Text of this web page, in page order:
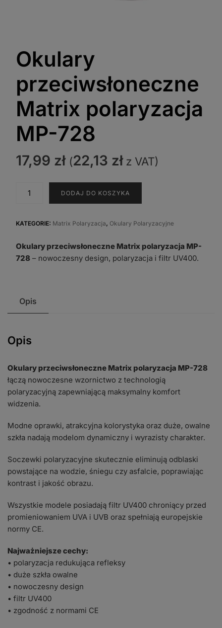
Okulary
przeciwsłoneczne
Matrix polaryzacja
MP-728
17,99 zł (22,13 złz VAT)
Matrix
MP-
728
DODAJ DO KOSZYKA
KATEGORIE: Matrix Polaryzacja, Okulary Polaryzacyjne
Okulary przeciwsłoneczne Matrix polaryzacja MP-
728– nowoczesny design, polaryzacja i filtr UV400.
Opis
Opis
Okulary przeciwsłoneczne Matrix polaryzacja MP-728
łączą nowoczesne wzornictwo z technologią
polaryzacyjną zapewniającą maksymalny komfort
widzenia.
Modne oprawki, atrakcyjna kolorystyka oraz duże, owalne
szkła nadają modelom dynamiczny i wyrazisty charakter.
Soczewki polaryzacyjne skutecznie eliminują odblaski
powstające na wodzie, śniegu czy asfalcie, poprawiając
kontrast i jakość obrazu.
Wszystkie modele posiadają filtr UV400 chroniący przed
promieniowaniem UVA i UVB oraz spełniają europejskie
normy CE.
Najważniejsze cechy:
• polaryzacja redukująca refleksy
• duże szkła owalne
• nowoczesny design
• filtr UV400
• zgodność z normami CE